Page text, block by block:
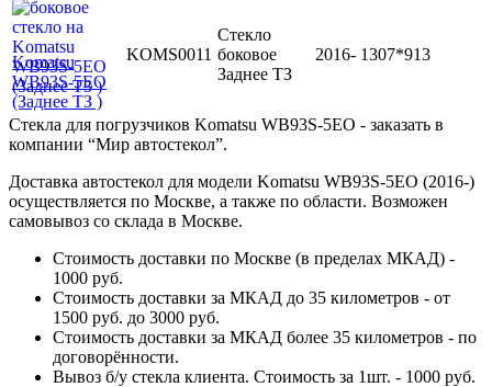
Komatsu
WB93S-5EO
(Заднее ТЗ )
KOMS0011
Стекло
боковое
Заднее ТЗ
2016- 1307*913
Стекла для погрузчиков Komatsu WB93S-5EO - заказать в
компании “Мир автостекол”.
Доставка автостекол для модели Komatsu WB93S-5EO (2016-)
осуществляется по Москве, а также по области. Возможен
самовывоз со склада в Москве.
Стоимость доставки по Москве (в пределах МКАД) -
1000 руб.
Стоимость доставки за МКАД до 35 километров - от
1500 руб. до 3000 руб.
Стоимость доставки за МКАД более 35 километров - по
договорённости.
Вывоз б/у стекла клиента. Стоимость за 1шт. - 1000 руб.